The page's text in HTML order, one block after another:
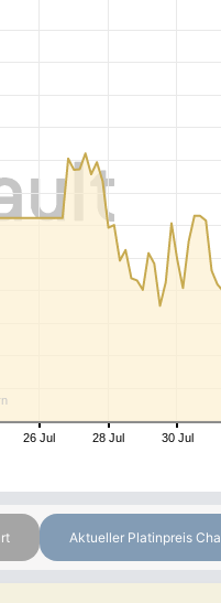
26 Jul 28 Jul 30 Jul
Aktueller Platinpreis